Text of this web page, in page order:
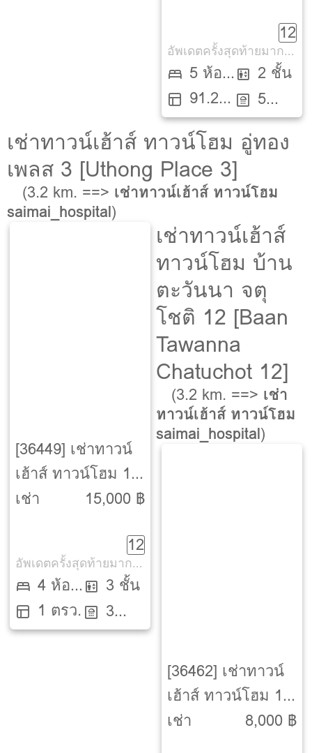
12
อัพเดตครั้งสุดท้ายมากกว่า 30 วัน
5 ห้อง
นอน91.2
ตรว.
2 ชั้น
5
ห้องน้ำ
เช่าทาวน์เฮ้าส์ ทาวน์โฮม อู่ทอง
เพลส 3 [Uthong Place 3]
(3.2 km. ==> เช่าทาวน์เฮ้าส์ ทาวน์โฮม
saimai_hospital)
[36449] เช่าทาวน์
เฮ้าส์ ทาวน์โฮม 1
ปี อู่ทอง เพลส 3
เช่า
15,000 ฿
12
อัพเดตครั้งสุดท้ายมากกว่า 30 วัน
4 ห้อง
นอน1 ตรว.
3 ชั้น
3
ห้องน้ำ
เช่าทาวน์เฮ้าส์
ทาวน์โฮม บ้าน
ตะวันนา จตุ
โชติ 12 [Baan
Tawanna
Chatuchot 12]
(3.2 km. ==> เช่า
ทาวน์เฮ้าส์ ทาวน์โฮม
saimai_hospital)
[36462] เช่าทาวน์
เฮ้าส์ ทาวน์โฮม 1
ปี บ้านตะวันนา จตุ
เช่า
8,000 ฿